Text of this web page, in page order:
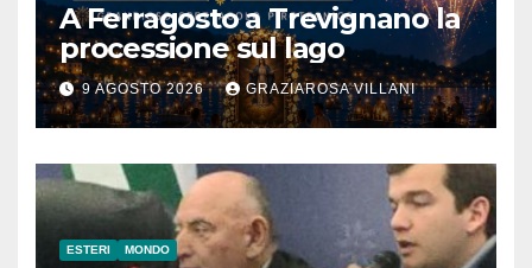
A Ferragosto a Trevignano la
processione sul lago
9 AGOSTO 2026 GRAZIAROSA VILLANI
ESTERI MONDO